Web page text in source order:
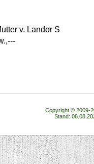
v. Landor S
Copyright © 2009-
Stand: